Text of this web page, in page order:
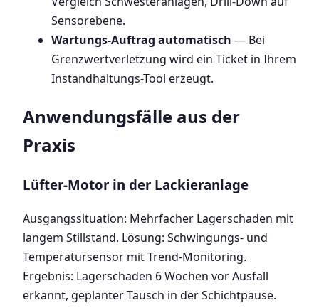
Sensorebene.
Wartungs-Auftrag automatisch — Bei
Grenzwertverletzung wird ein Ticket in Ihrem
Instandhaltungs-Tool erzeugt.
Anwendungsfälle aus der
Praxis
Lüfter-Motor in der Lackieranlage
Ausgangssituation: Mehrfacher Lagerschaden mit
langem Stillstand. Lösung: Schwingungs- und
Temperatursensor mit Trend-Monitoring.
Ergebnis: Lagerschaden 6 Wochen vor Ausfall
erkannt, geplanter Tausch in der Schichtpause.